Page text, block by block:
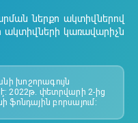
ներքո ակտիվներով
կառավարիչն
խոշորագույն
2022թ. փետրվարի 2-ից
ֆոնդային բորսայում: